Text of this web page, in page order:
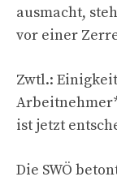
ausmacht,
vor einer
Zwtl.:
ist jetzt
Die SWÖ